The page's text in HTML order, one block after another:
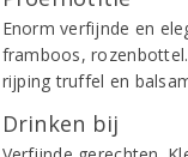
Enorm verfijnde en
framboos,
rijping truffel en
Drinken bij